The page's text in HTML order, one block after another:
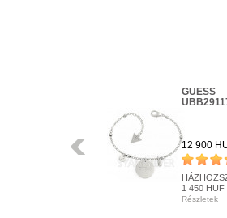
Előző
GUESS
12 900
1 450 HUF
Részletek